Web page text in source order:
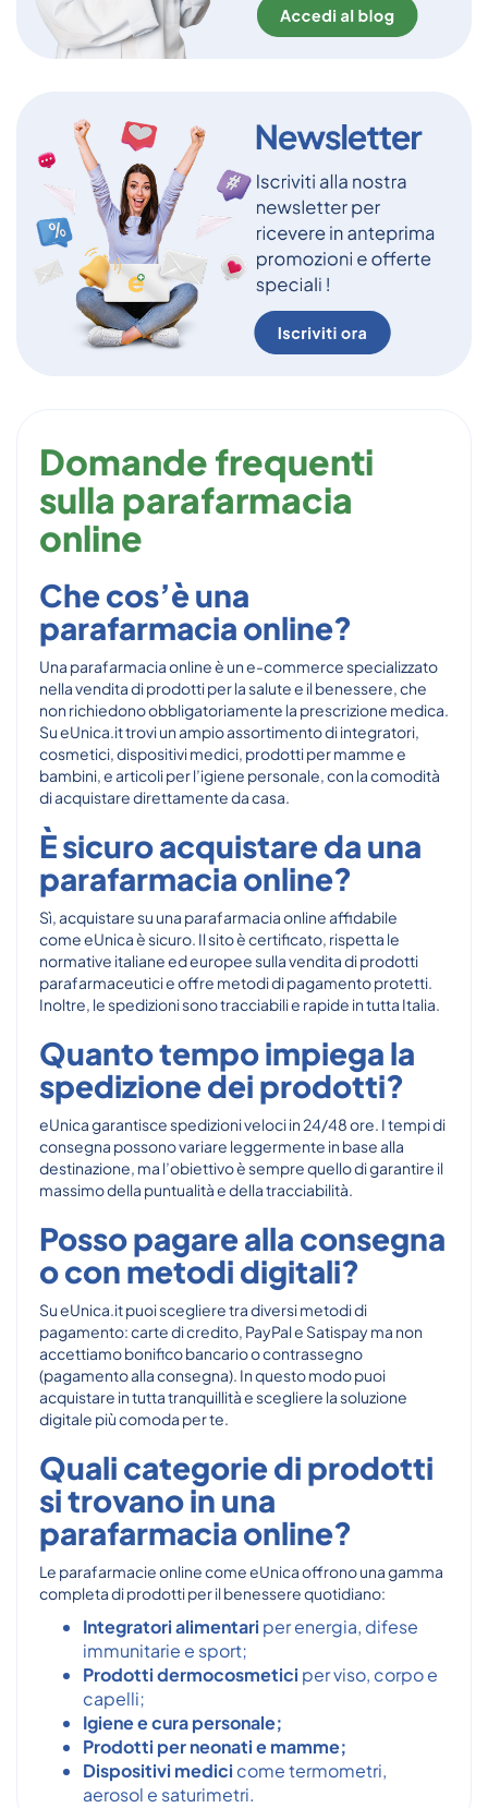
Domande frequenti
sulla parafarmacia
online
Che cos’è una
parafarmacia online?
Una parafarmacia online è un e-commerce specializzato
nella vendita di prodotti per la salute e il benessere, che
non richiedono obbligatoriamente la prescrizione medica.
Su eUnica.it trovi un ampio assortimento di integratori,
cosmetici, dispositivi medici, prodotti per mamme e
bambini, e articoli per l’igiene personale, con la comodità
di acquistare direttamente da casa.
È sicuro acquistare da una
parafarmacia online?
Sì, acquistare su una parafarmacia online affidabile
come eUnica è sicuro. Il sito è certificato, rispetta le
normative italiane ed europee sulla vendita di prodotti
parafarmaceutici e offre metodi di pagamento protetti.
Inoltre, le spedizioni sono tracciabili e rapide in tutta Italia.
Quanto tempo impiega la
spedizione dei prodotti?
eUnica garantisce spedizioni veloci in 24/48 ore. I tempi di
consegna possono variare leggermente in base alla
destinazione, ma l’obiettivo è sempre quello di garantire il
massimo della puntualità e della tracciabilità.
Posso pagare alla consegna
o con metodi digitali?
Su eUnica.it puoi scegliere tra diversi metodi di
pagamento: carte di credito, PayPal e Satispay ma non
accettiamo bonifico bancario o contrassegno
(pagamento alla consegna). In questo modo puoi
acquistare in tutta tranquillità e scegliere la soluzione
digitale più comoda per te.
Quali categorie di prodotti
si trovano in una
parafarmacia online?
Le parafarmacie online come eUnica offrono una gamma
completa di prodotti per il benessere quotidiano:
Integratori alimentari per energia, difese
immunitarie e sport;
Prodotti dermocosmetici per viso, corpo e
capelli;
Igiene e cura personale;
Prodotti per neonati e mamme;
Dispositivi medici come termometri,
aerosol e saturimetri.